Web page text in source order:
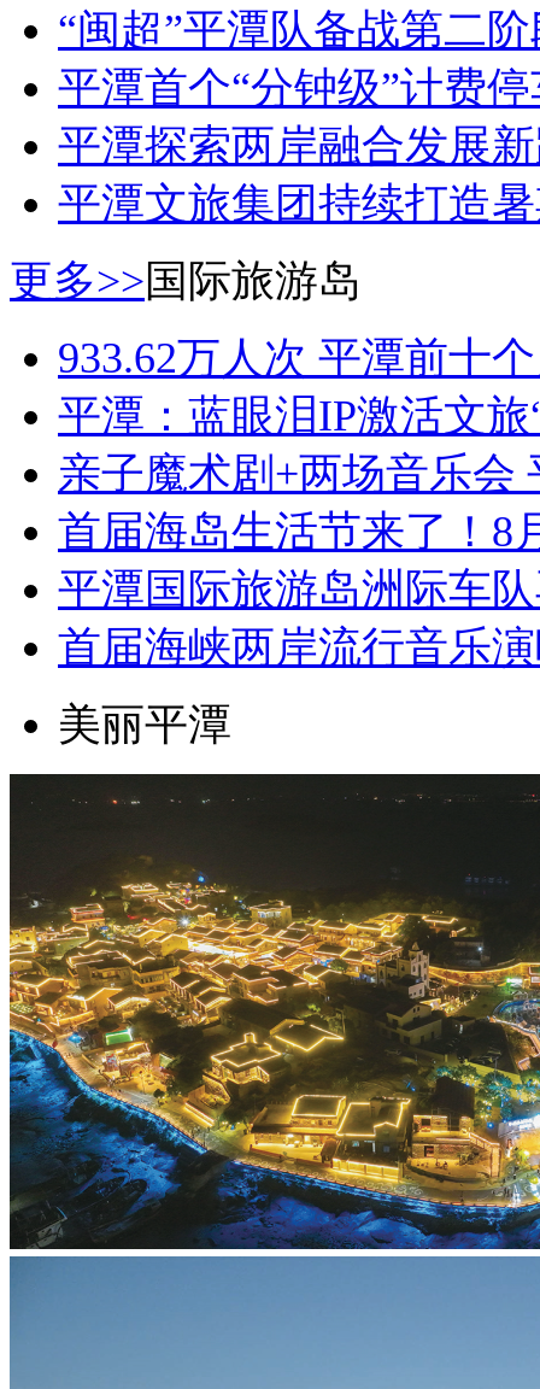
“闽超”平潭队备战第二
平潭首个“分钟级”计费
平潭探索两岸融合发展
平潭文旅集团持续打造
更多>>国际旅游岛
933.62万人次 平潭前十
平潭：蓝眼泪IP激活文旅
亲子魔术剧+两场音乐会
首届海岛生活节来了！8
平潭国际旅游岛洲际车
首届海峡两岸流行音乐
美丽平潭